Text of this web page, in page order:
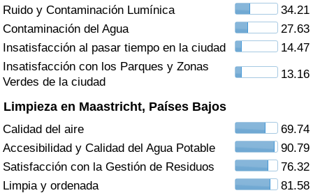
Ruido y Contaminación Lumínica
34.21
Contaminación del Agua
27.63
Insatisfacción al pasar tiempo en la ciudad
14.47
Insatisfacción con los Parques y Zonas
Verdes de la ciudad
13.16
Limpieza en Maastricht, Países Bajos
Calidad del aire
69.74
Accesibilidad y Calidad del Agua Potable
90.79
Satisfacción con la Gestión de Residuos
76.32
Limpia y ordenada
81.58
(Actual)
Índice de Criminalidad
Índice de criminalidad por país
Sanidad
Índice de Sanidad (Actual)
Índice de Sanidad